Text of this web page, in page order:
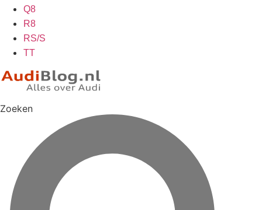
Q8
R8
RS/S
TT
Zoeken